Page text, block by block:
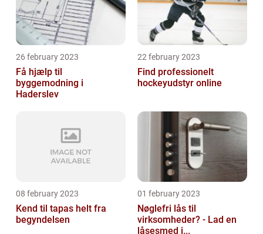
26 february 2023
Få hjælp til
byggemodning i
Haderslev
22 february 2023
Find professionelt
hockeyudstyr online
08 february 2023
Kend til tapas helt fra
begyndelsen
01 february 2023
Nøglefri lås til
virksomheder? - Lad en
låsesmed i...